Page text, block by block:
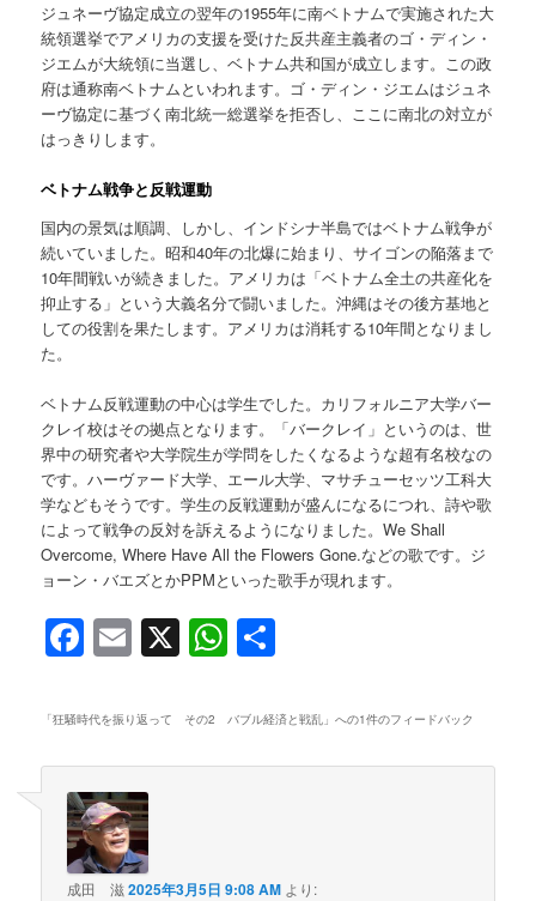
ジュネーヴ協定成立の翌年の1955年に南ベトナムで実施された大
統領選挙でアメリカの支援を受けた反共産主義者のゴ・ディン・
ジエムが大統領に当選し、ベトナム共和国が成立します。この政
府は通称南ベトナムといわれます。ゴ・ディン・ジエムはジュネ
ーヴ協定に基づく南北統一総選挙を拒否し、ここに南北の対立が
はっきりします。
ベトナム戦争と反戦運動
国内の景気は順調、しかし、インドシナ半島ではベトナム戦争が
続いていました。昭和40年の北爆に始まり、サイゴンの陥落まで
10年間戦いが続きました。アメリカは「ベトナム全土の共産化を
抑止する」という大義名分で闘いました。沖縄はその後方基地と
しての役割を果たします。アメリカは消耗する10年間となりまし
た。
ベトナム反戦運動の中心は学生でした。カリフォルニア大学バー
クレイ校はその拠点となります。「バークレイ」というのは、世
界中の研究者や大学院生が学問をしたくなるような超有名校なの
です。ハーヴァード大学、エール大学、マサチューセッツ工科大
学などもそうです。学生の反戦運動が盛んになるにつれ、詩や歌
によって戦争の反対を訴えるようになりました。We Shall
Overcome, Where Have All the Flowers Gone.などの歌です。ジ
ョーン・バエズとかPPMといった歌手が現れます。
Facebook
Email
X WhatsApp
「狂騒時代を振り返って その2 バブル経済と戦乱 」への1件のフィードバック
成田 滋2025年3月5日 9:08 AM より: